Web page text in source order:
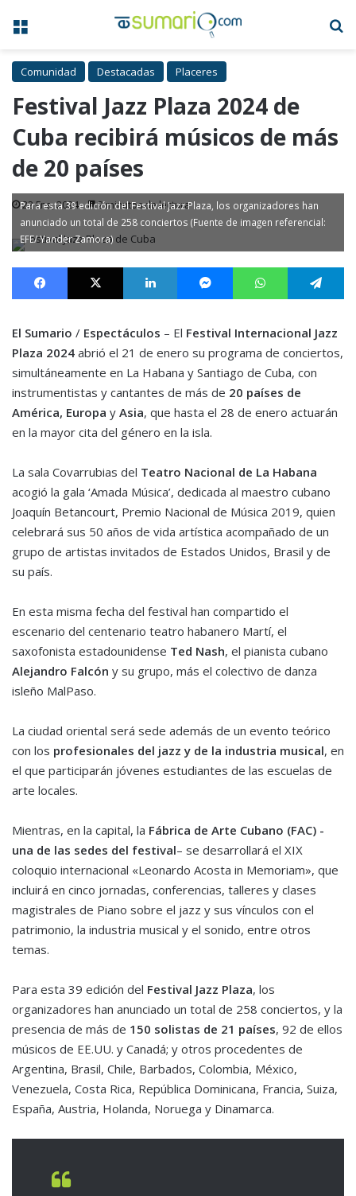
Menú
Comunidad Destacadas Placeres
Festival Jazz Plaza 2024 de
Cuba recibirá músicos de más
de 20 países
22 Ene, 2024 2 minutos de lectura
Para esta 39 edición del Festival Jazz Plaza, los organizadores han
anunciado un total de 258 conciertos (Fuente de imagen referencial:
EFE/ Yander Zamora)
Facebook X LinkedIn MessengerWhatsApp
El Sumario / Espectáculos – El Festival Internacional Jazz
Plaza 2024 abrió el 21 de enero su programa de conciertos,
simultáneamente en La Habana y Santiago de Cuba, con
instrumentistas y cantantes de más de 20 países de
América, Europa y Asia, que hasta el 28 de enero actuarán
en la mayor cita del género en la isla.
La sala Covarrubias del Teatro Nacional de La Habana
acogió la gala ‘Amada Música’, dedicada al maestro cubano
Joaquín Betancourt, Premio Nacional de Música 2019, quien
celebrará sus 50 años de vida artística acompañado de un
grupo de artistas invitados de Estados Unidos, Brasil y de
su país.
En esta misma fecha del festival han compartido el
escenario del centenario teatro habanero Martí, el
saxofonista estadounidense Ted Nash, el pianista cubano
Alejandro Falcón y su grupo, más el colectivo de danza
isleño MalPaso.
La ciudad oriental será sede además de un evento teórico
con los profesionales del jazz y de la industria musical, en
el que participarán jóvenes estudiantes de las escuelas de
arte locales.
Mientras, en la capital, la Fábrica de Arte Cubano (FAC) -
una de las sedes del festival– se desarrollará el XIX
coloquio internacional «Leonardo Acosta in Memoriam», que
incluirá en cinco jornadas, conferencias, talleres y clases
magistrales de Piano sobre el jazz y sus vínculos con el
patrimonio, la industria musical y el sonido, entre otros
temas.
Para esta 39 edición del Festival Jazz Plaza, los
organizadores han anunciado un total de 258 conciertos, y la
presencia de más de 150 solistas de 21 países, 92 de ellos
músicos de EE.UU. y Canadá; y otros procedentes de
Argentina, Brasil, Chile, Barbados, Colombia, México,
Venezuela, Costa Rica, República Dominicana, Francia, Suiza,
España, Austria, Holanda, Noruega y Dinamarca.